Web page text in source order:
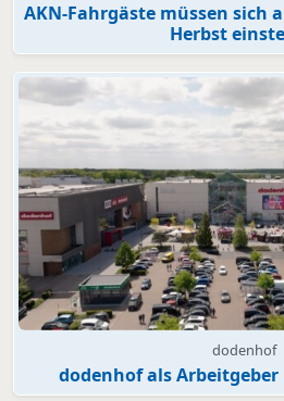
AKN-Fahrgäste müssen sich
Herbst
dodenhof
dodenhof als